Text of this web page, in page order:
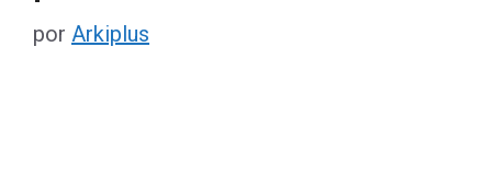
por Arkiplus